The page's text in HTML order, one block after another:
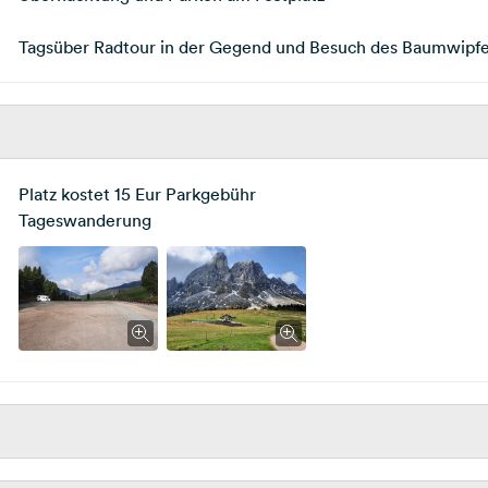
Tagsüber Radtour in der Gegend und Besuch des
Platz kostet 15 Eur Parkgebühr
Tageswanderung